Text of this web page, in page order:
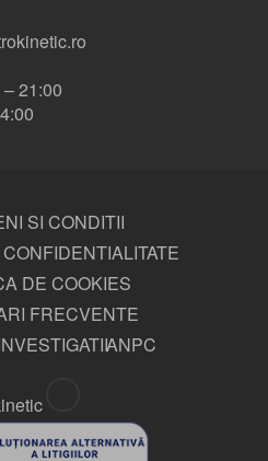
21:00
SI CONDITII
DE COOKIES
FRECVENTE
ANPC